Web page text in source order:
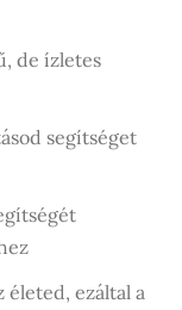
de ízletes
segítséget
életed, ezáltal a